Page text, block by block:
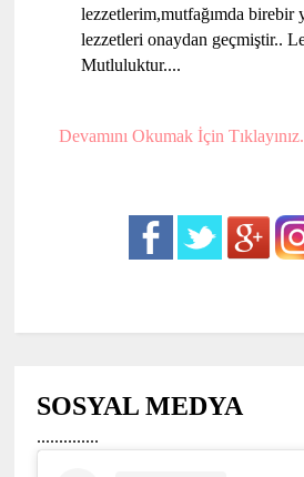
lezzetlerim,mutfağımda birebir
lezzetleri onaydan geçmiştir..
Mutluluktur....
Devamını Okumak İçin
SOSYAL MEDYA
..............